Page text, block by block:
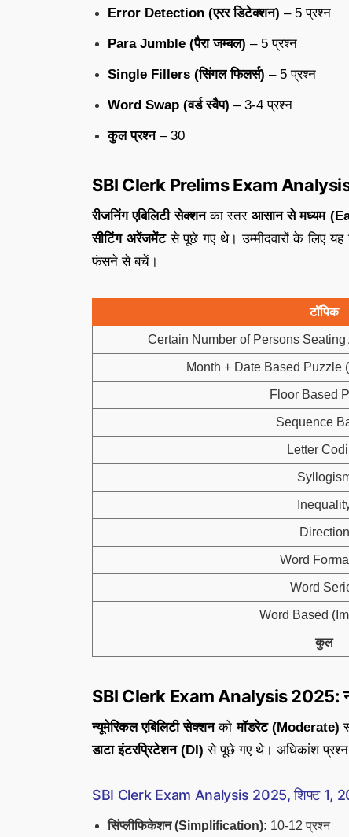
Error Detection (एरर डिटेक्शन) – 5 प्रश्न
Para Jumble (पैरा जम्बल) – 5 प्रश्न
Single Fillers (सिंगल फिलर्स) – 5 प्रश्न
Word Swap (वर्ड स्वैप) – 3-4 प्रश्न
कुल प्रश्न– 30
SBI Clerk Prelims Exam Analysis
रीजनिंग एबिलिटी सेक्शनका स्तर आसान से मध्यम
सीटिंग अरेंजमेंटसे पूछे गए थे। उम्मीदवारों के लिए
फंसने से बचें।
टॉपिक
Certain Number of Persons
Month + Date Based Puzzle
Floor Based
Sequence
Letter
Direction
Word
Word
Word Based
कुल
SBI Clerk Exam Analysis 2025:
न्यूमेरिकल एबिलिटी सेक्शनकोमॉडरेट (Moderate)
डाटा इंटरप्रिटेशन (DI) से पूछे गए थे। अधिकांश प्रश्न
SBI Clerk Exam Analysis 2025, शिफ्ट 1, 20
सिंप्लीफिकेशन (Simplification): 10-12 प्रश्न